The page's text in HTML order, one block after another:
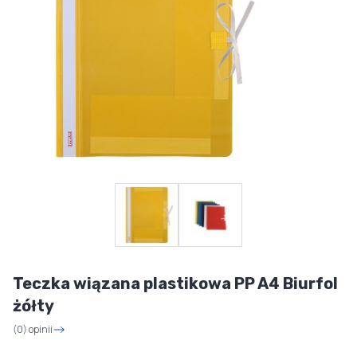
Teczka wiązana plastikowa PP A4 Biurfol
żółty
(0) opinii